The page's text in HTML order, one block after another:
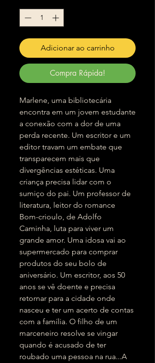
Adicionar ao carrinho
Compra Rápida!
Marlene, uma bibliotecária
encontra em um jovem estudante
a conexão com a dor de uma
perda recente. Um escritor e um
editor travam um embate que
transparecem mais que
divergências estéticas. Uma
criança precisa lidar com o
sumiço do pai. Um professor de
literatura, leitor do romance
Bom-crioulo, de Adolfo
Caminha, luta para viver um
grande amor. Uma idosa vai ao
supermercado para comprar
produtos do seu bolo de
aniversário. Um escritor, aos 50
anos se vê doente e precisa
retornar para a cidade onde
nasceu e ter um acerto de contas
com a família. O filho de um
marceneiro resolve se vingar
quando é acusado de ter
roubado uma pessoa na rua...A